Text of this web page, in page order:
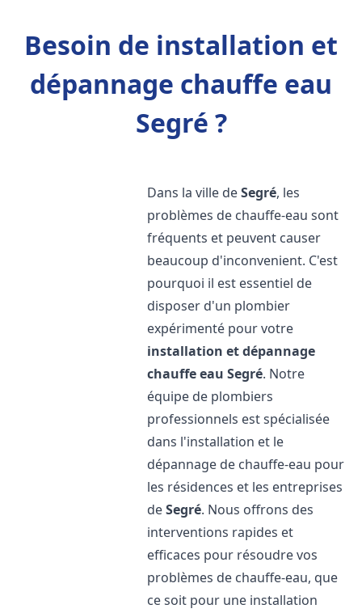
Besoin de installation et
dépannage chauffe eau
Segré ?
Dans la ville deSegré, les
problèmes de chauffe-eau sont
fréquents et peuvent causer
beaucoup d'inconvenient. C'est
pourquoi il est essentiel de
disposer d'un plombier
expérimenté pour votre
installation et dépannage
chauffe eau Segré. Notre
équipe de plombiers
professionnels est spécialisée
dans l'installation et le
dépannage de chauffe-eau pour
les résidences et les entreprises
deSegré. Nous offrons des
interventions rapides et
efficaces pour résoudre vos
problèmes de chauffe-eau, que
ce soit pour une installation